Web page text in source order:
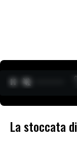
La stoccata